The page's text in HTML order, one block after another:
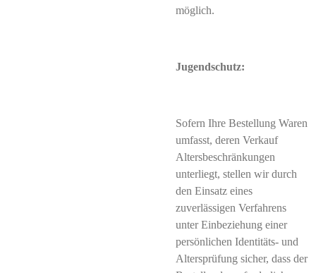
möglich.
Jugendschutz:
Sofern Ihre Bestellung Waren
umfasst, deren Verkauf
Altersbeschränkungen
unterliegt, stellen wir durch
den Einsatz eines
zuverlässigen Verfahrens
unter Einbeziehung einer
persönlichen Identitäts- und
Altersprüfung sicher, dass der